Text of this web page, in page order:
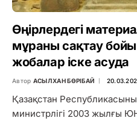
Өңірлердегі
мұраны сақтау
жобалар іске асуда
Автор АСЫЛХАН БӨРІБАЙ
Қазақстан
министрлігі 2003 жылғы